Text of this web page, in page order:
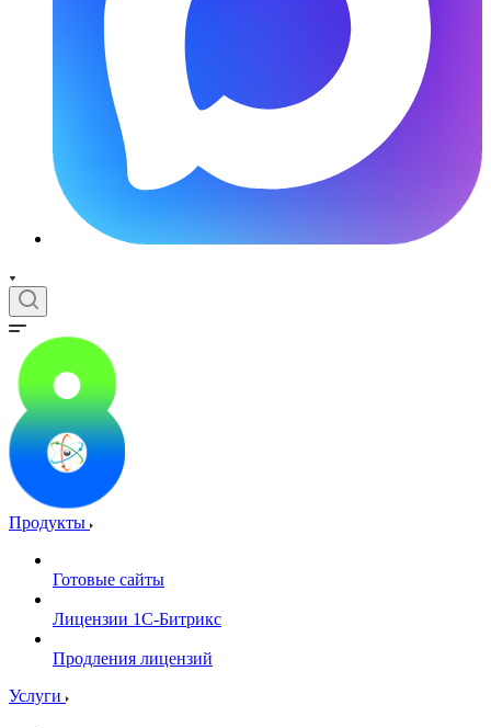
Продукты
Готовые сайты
Лицензии 1С-Битрикс
Продления лицензий
Услуги